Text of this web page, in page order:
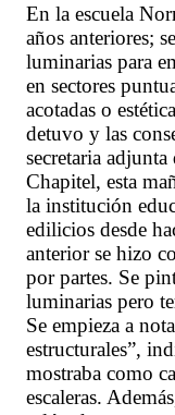
En la escuela
años anteriores;
luminarias para
en sectores
acotadas o
detuvo y las
secretaria
Chapitel, esta
la institución
edilicios desde
anterior se hizo
por partes. Se
luminarias pero
Se empieza a
estructurales”,
mostraba como
escaleras.